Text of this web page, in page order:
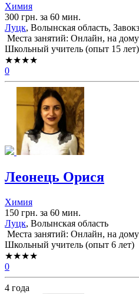
Химия
300 грн. за 60 мин.
Луцк, Волынская область,
Места занятий: Онлайн, на дому
Школьный учитель (опыт 15 лет)
★★★★
0
Леонець Орися
Химия
150 грн. за 60 мин.
Луцк, Волынская область
Места занятий: Онлайн, на дому
Школьный учитель (опыт 6 лет)
★★★★
0
4 года